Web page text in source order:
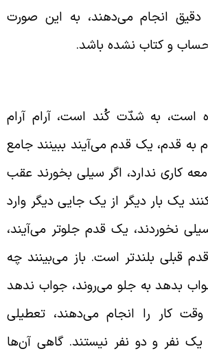
انجام می‌دهند، به این صورت
و کتاب نشده باشد.
به شدّت کُند است، آرام آرام
قدم، یک قدم می‌آیند ببینند جامع
کاری ندارد، اگر سیلی بخورند عقب
یک بار دیگر از یک جایی دیگر وارد
نخوردند، یک قدم جلوتر می‌آیند،
قبلی بلندتر است. باز می‌بینند چه
بدهد به جلو می‌روند، جواب ندهد
کار را انجام می‌دهند، تعطیلی
نفر و دو نفر نیستند. گاهی آن‌ها